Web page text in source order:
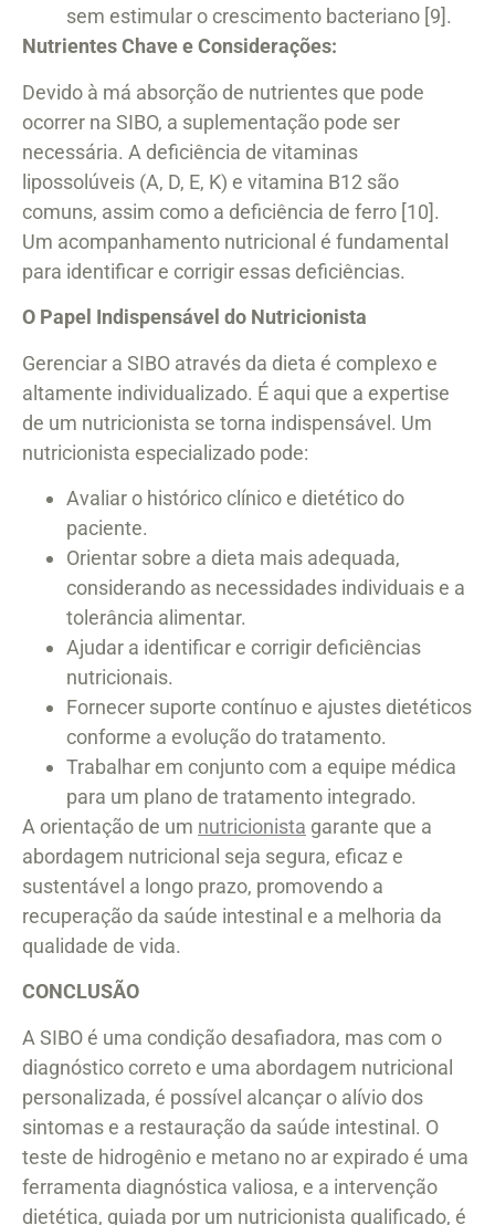
sem estimular o crescimento bacteriano [9].
Nutrientes Chave e Considerações:
Devido à má absorção de nutrientes que pode
ocorrer na SIBO, a suplementação pode ser
necessária. A deficiência de vitaminas
lipossolúveis (A, D, E, K) e vitamina B12 são
comuns, assim como a deficiência de ferro [10].
Um acompanhamento nutricional é fundamental
para identificar e corrigir essas deficiências.
O Papel Indispensável do Nutricionista
Gerenciar a SIBO através da dieta é complexo e
altamente individualizado. É aqui que a expertise
de um nutricionista se torna indispensável. Um
nutricionista especializado pode:
Avaliar o histórico clínico e dietético do
paciente.
Orientar sobre a dieta mais adequada,
considerando as necessidades individuais e a
tolerância alimentar.
Ajudar a identificar e corrigir deficiências
nutricionais.
Fornecer suporte contínuo e ajustes dietéticos
conforme a evolução do tratamento.
Trabalhar em conjunto com a equipe médica
para um plano de tratamento integrado.
A orientação de um nutricionista garante que a
abordagem nutricional seja segura, eficaz e
sustentável a longo prazo, promovendo a
recuperação da saúde intestinal e a melhoria da
qualidade de vida.
CONCLUSÃO
A SIBO é uma condição desafiadora, mas com o
diagnóstico correto e uma abordagem nutricional
personalizada, é possível alcançar o alívio dos
sintomas e a restauração da saúde intestinal. O
teste de hidrogênio e metano no ar expirado é uma
ferramenta diagnóstica valiosa, e a intervenção
dietética, guiada por um nutricionista qualificado, é